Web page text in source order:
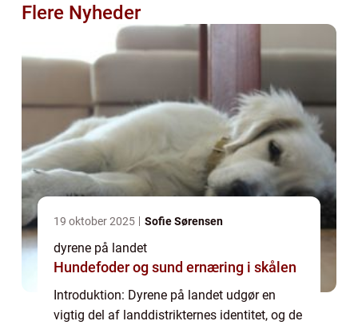
Flere Nyheder
19 oktober 2025 Sofie Sørensen
dyrene på landet
Hundefoder og sund ernæring i skålen
Introduktion: Dyrene på landet udgør en
vigtig del af landdistrikternes identitet, og de